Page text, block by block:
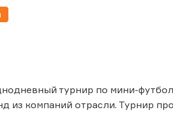
турнир по мини-
из компаний отрасли. Турнир